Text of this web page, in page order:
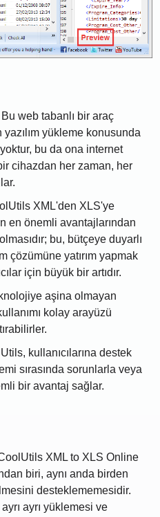
Bu web tabanlı bir araç
yazılım yükleme konusunda
bu da ona internet
cihazdan her zaman, her
XML'den XLS'ye
en önemli avantajlarından
bu, bütçeye duyarlı
çözümüne yatırım yapmak
için büyük bir artıdır.
aşina olmayan
kolay arayüzü
kullanıcılarına destek
sırasında sorunlarla veya
bir avantaj sağlar.
XML to XLS Online
biri, aynı anda birden
desteklememesidir.
ayrı ayrı yüklemesi ve